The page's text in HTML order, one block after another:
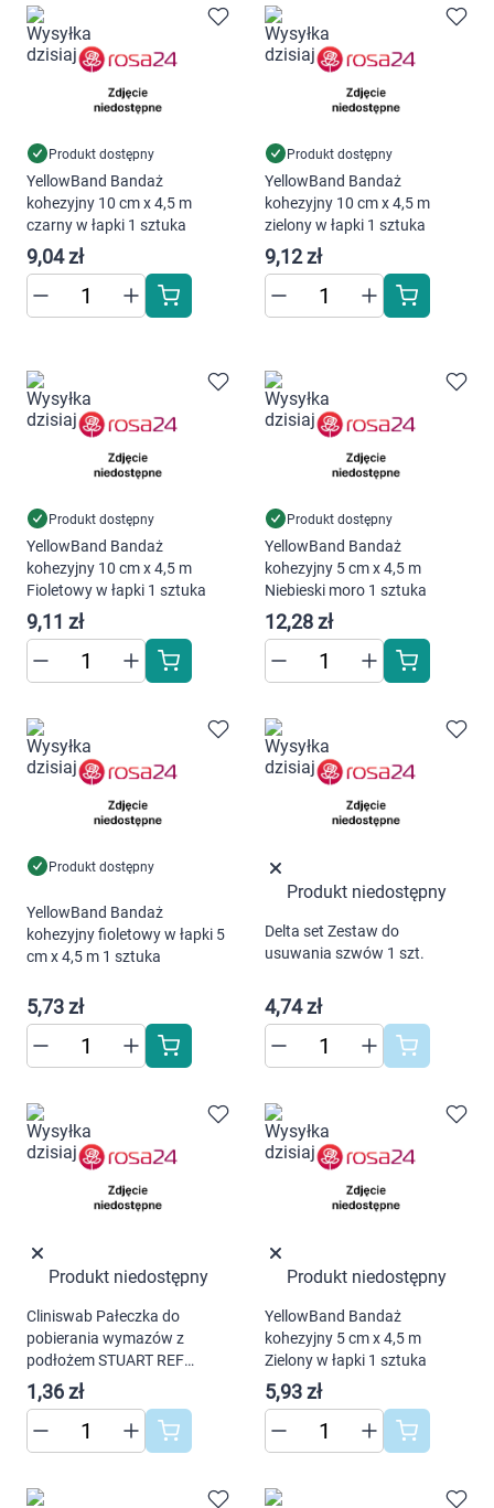
Korzystamy z plików cookies w celu
dostosowania zawartości serwisu do Twoich
preferencji. Więcej informacji znajdziesz w
warunki przechowywania lub dostępu do
cookies poprzez kliknięcie przycisku
"Ustawienia" lub możesz zaakceptować
ustawienia wszystkich cookies klikając
AKCEPTUJĘ WSZYSTKIE
Ustawienia
AKCEPTUJĘ WSZYSTKIE
Marki
Produkt dostępny
YellowBand Bandaż
kohezyjny 10 cm x 4,5 m
czarny w łapki 1 sztuka
9,04 zł
Produkt dostępny
YellowBand Bandaż
kohezyjny 10 cm x 4,5 m
zielony w łapki 1 sztuka
9,12 zł
Produkt dostępny
YellowBand Bandaż
kohezyjny 10 cm x 4,5 m
Fioletowy w łapki 1 sztuka
9,11 zł
Produkt dostępny
YellowBand Bandaż
kohezyjny 5 cm x 4,5 m
Niebieski moro 1 sztuka
12,28 zł
Produkt dostępny
YellowBand Bandaż
kohezyjny fioletowy w łapki 5
cm x 4,5 m 1 sztuka
5,73 zł
Produkt niedostępny
Delta set Zestaw do
usuwania szwów 1 szt.
4,74 zł
Produkt niedostępny
Cliniswab Pałeczka do
pobierania wymazów z
podłożem STUART REF
305/SG 1 sztuka
1,36 zł
Produkt niedostępny
YellowBand Bandaż
kohezyjny 5 cm x 4,5 m
Zielony w łapki 1 sztuka
5,93 zł